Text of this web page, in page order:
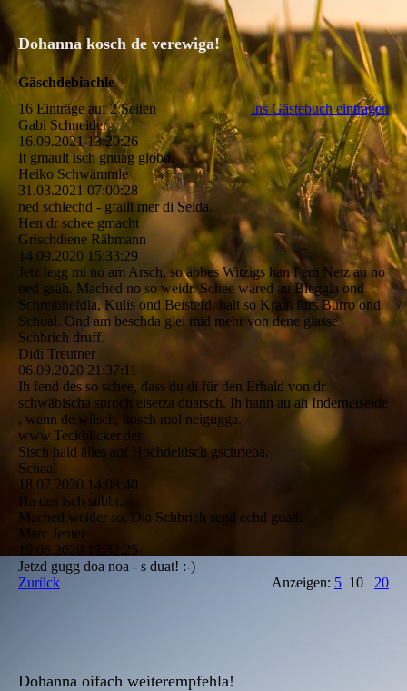
Dohanna kosch de verewiga!
Gäschdebiachle
16 Einträge auf 2 Seiten
Ins Gästebuch eintragen
Gabi Schneider
16.09.2021 13:20:26
It gmault isch gnuag globd.
Heiko Schwämmle
31.03.2021 07:00:28
ned schlechd - gfallt mer di Seida.
Hen dr schee gmacht
Grischdiene Räbmann
14.09.2020 15:33:29
Jetz legg mi no am Arsch, so äbbes Witzigs han I em Netz au no
ned gsäh. Mached no so weidr. Schee wäred au Bleggla ond
Schreibhefdla, Kulis ond Beistefd, halt so Kram fürs Bürro ond
Schual. Ond am beschda glei mid mehr von dene glasse
Schbrich druff.
Didi Treutner
06.09.2020 21:37:11
Ih fend des so schee, dass du di für den Erhald von dr
schwäbischa sproch eisetza duarsch. Ih hann au ah Indernetseide
, wenn de wilsch, kosch mol neigugga.
www.Teckblicker.der
Sisch hald älles auf Hochdeidsch gschrieba.
Schaal
18.07.2020 14:08:40
Ha des isch subbr.
Mached weider so. Dia Schbrich send echd guad.
Marc Jenter
19.06.2020 17:32:25
Jetzd gugg doa noa - s duat! :-)
Zurück
Anzeigen: 5 10 20
Dohanna oifach weiterempfehla!